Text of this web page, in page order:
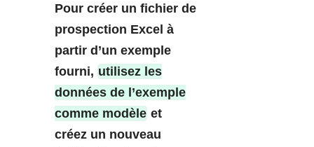
Pour créer un fichier de
prospection Excel à
partir d’un exemple
fourni, utilisez les
données de l’exemple
comme modèle et
créez un nouveau